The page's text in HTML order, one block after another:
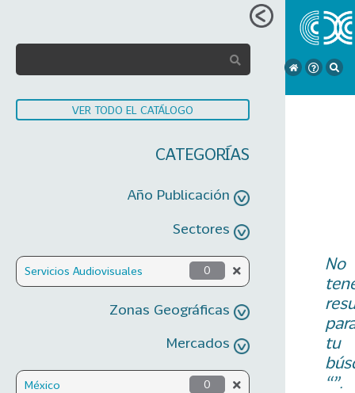
VER TODO EL CATÁLOGO
CATEGORÍAS
Año Publicación
Sectores
Servicios Audiovisuales 0
Zonas Geográficas
Mercados
México 0
No
tu
“”.